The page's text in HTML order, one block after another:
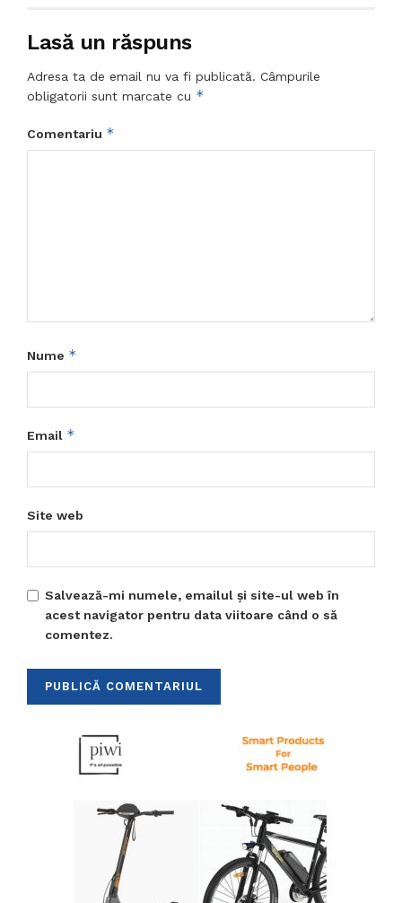
Lasă un răspuns
Adresa ta de email nu va fi publicată. Câmpurile
obligatorii sunt marcate cu *
Comentariu *
Nume *
Email *
Site web
Salvează-mi numele, emailul și site-ul web în
acest navigator pentru data viitoare când o să
comentez.